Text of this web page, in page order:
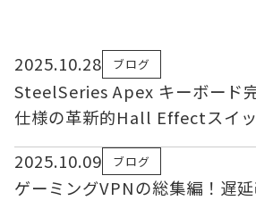
2025.10.28 ブログ
SteelSeries Apex キーボード
仕様の革新的Hall Effectスイ
2025.10.09
ブログ
ゲーミングVPNの総集編！遅